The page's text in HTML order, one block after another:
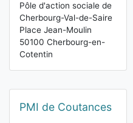
Pôle d'action sociale de
Cherbourg-Val-de-Saire
Place Jean-Moulin
50100 Cherbourg-en-
Cotentin
PMI de Coutances